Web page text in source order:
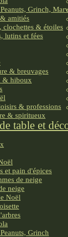
Grinch,
amitiés
clochettes & étoiles
lutins et fées
& breuvages
& hiboux
& professions
& spiritueux
table et
et pain d'épices
de neige
neige
Noël
Grinch